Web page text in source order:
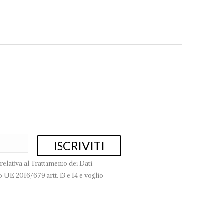
relativa al Trattamento dei Dati
2016/679 artt. 13 e 14 e voglio